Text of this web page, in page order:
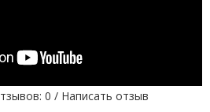
0 / Написать отзыв